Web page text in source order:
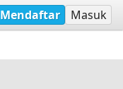
Mendaftar Masuk